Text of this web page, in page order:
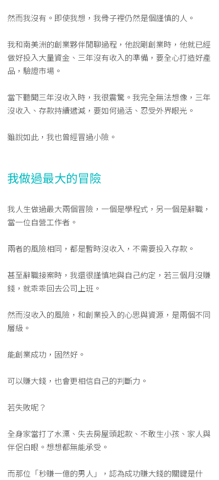
然而我沒有。即使我想，我骨子裡仍然是個謹慎的人。
我和南美洲的創業夥伴閒聊過程，他說剛創業時，他就已經
做好投入大量資金、三年沒有收入的準備，要全心打造好產
品，驗證市場。
當下聽聞三年沒收入時，我很震驚。我完全無法想像，三年
沒收入、存款持續遞減，要如何過活、忍受外界眼光。
雖說如此，我也曾經冒過小險。
我做過最大的冒險
我人生做過最大兩個冒險，一個是學程式，另一個是辭職，
當一位自營工作者。
兩者的風險相同，都是暫時沒收入，不需要投入存款。
甚至辭職接案時，我還很謹慎地與自己約定，若三個月沒賺
錢，就乖乖回去公司上班。
然而沒收入的風險，和創業投入的心思與資源，是兩個不同
層級。
能創業成功，固然好。
可以賺大錢，也會更相信自己的判斷力。
若失敗呢？
全身家當打了水漂、失去房屋頭起款、不敢生小孩、家人與
伴侶白眼。想想都無能承受。
而那位「秒賺一億的男人」，認為成功賺大錢的關鍵是什